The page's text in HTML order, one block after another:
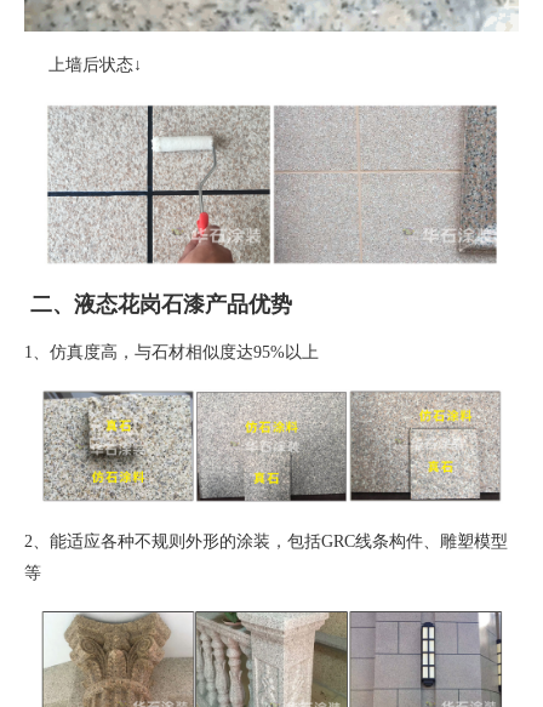
上墙后状态↓
二、液态花岗石漆产品优势
1、 仿真度高，与石材相似度达95%以上
2、 能适应各种不规则外形的涂装，包括GRC线条构件、雕塑模型
等